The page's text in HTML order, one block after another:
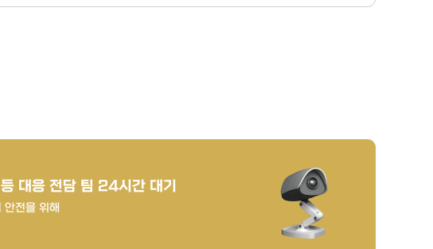
대응 전담 팀 24시간 대기
안전을 위해